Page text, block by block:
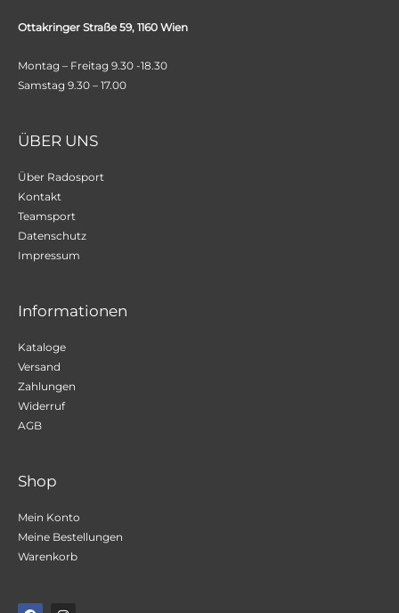
Ottakringer Straße 59, 1160 Wien
Montag – Freitag 9.30 -18.30
Samstag 9.30 – 17.00
ÜBER UNS
Über Radosport
Kontakt
Teamsport
Datenschutz
Impressum
Informationen
Kataloge
Versand
Zahlungen
Widerruf
AGB
Shop
Mein Konto
Meine Bestellungen
Warenkorb
F I